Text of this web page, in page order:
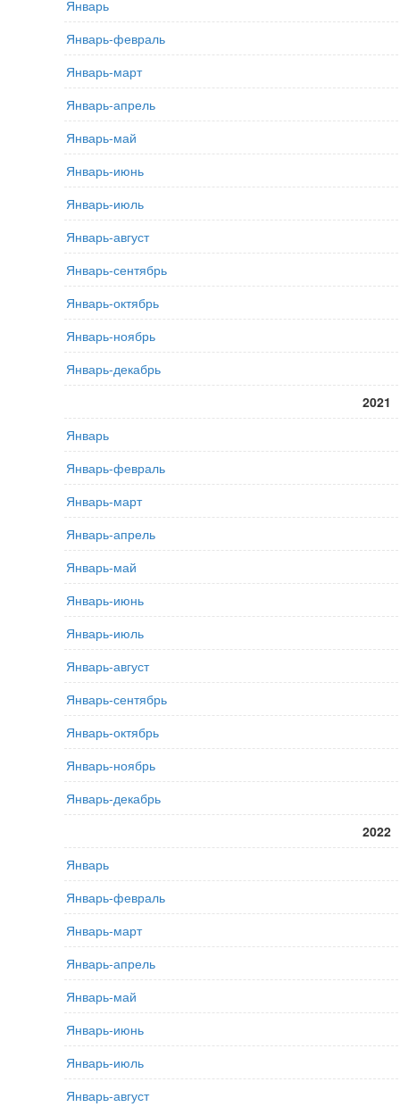
Январь
Январь-февраль
Январь-март
Январь-апрель
Январь-май
Январь-июнь
Январь-июль
Январь-август
Январь-сентябрь
Январь-октябрь
Январь-ноябрь
Январь-декабрь
2021
Январь
Январь-февраль
Январь-март
Январь-апрель
Январь-май
Январь-июнь
Январь-июль
Январь-август
Январь-сентябрь
Январь-октябрь
Январь-ноябрь
Январь-декабрь
2022
Январь
Январь-февраль
Январь-март
Январь-апрель
Январь-май
Январь-июнь
Январь-июль
Январь-август